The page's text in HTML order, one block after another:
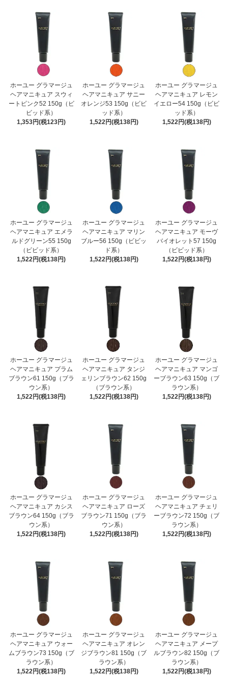
ホーユー グラマージュ
ヘアマニキュア スウィ
ートピンク52 150g（ビ
ビッド系）
1,353円(税123円)
ホーユー グラマージュ
ヘアマニキュア サニー
オレンジ53 150g（ビビ
ッド系）
1,522円(税138円)
ホーユー グラマージュ
ヘアマニキュア レモン
イエロー54 150g（ビビ
ッド系）
1,522円(税138円)
ホーユー グラマージュ
ヘアマニキュア エメラ
ルドグリーン55 150g
（ビビッド系）
1,522円(税138円)
ホーユー グラマージュ
ヘアマニキュア マリン
ブルー56 150g（ビビッ
ド系）
1,522円(税138円)
ホーユー グラマージュ
ヘアマニキュア モーヴ
バイオレット57 150g
（ビビッド系）
1,522円(税138円)
ホーユー グラマージュ
ヘアマニキュア プラム
ブラウン61 150g（ブラ
ウン系）
1,522円(税138円)
ホーユー グラマージュ
ヘアマニキュア タンジ
ェリンブラウン62 150g
（ブラウン系）
1,522円(税138円)
ホーユー グラマージュ
ヘアマニキュア マンゴ
ーブラウン63 150g（ブ
ラウン系）
1,522円(税138円)
ホーユー グラマージュ
ヘアマニキュア カシス
ブラウン64 150g（ブラ
ウン系）
1,522円(税138円)
ホーユー グラマージュ
ヘアマニキュア ローズ
ブラウン71 150g（ブラ
ウン系）
1,522円(税138円)
ホーユー グラマージュ
ヘアマニキュア チェリ
ーブラウン72 150g（ブ
ラウン系）
1,522円(税138円)
ホーユー グラマージュ
ヘアマニキュア ウォー
ムブラウン73 150g（ブ
ラウン系）
1,522円(税138円)
ホーユー グラマージュ
ヘアマニキュア オレン
ジブラウン81 150g（ブ
ラウン系）
1,522円(税138円)
ホーユー グラマージュ
ヘアマニキュア メープ
ルブラウン82 150g（ブ
ラウン系）
1,522円(税138円)